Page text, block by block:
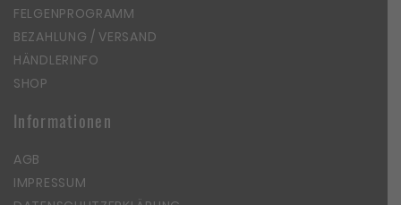
FELGENPROGRAMM
BEZAHLUNG / VERSAND
HÄNDLERINFO
SHOP
Informationen
AGB
IMPRESSUM